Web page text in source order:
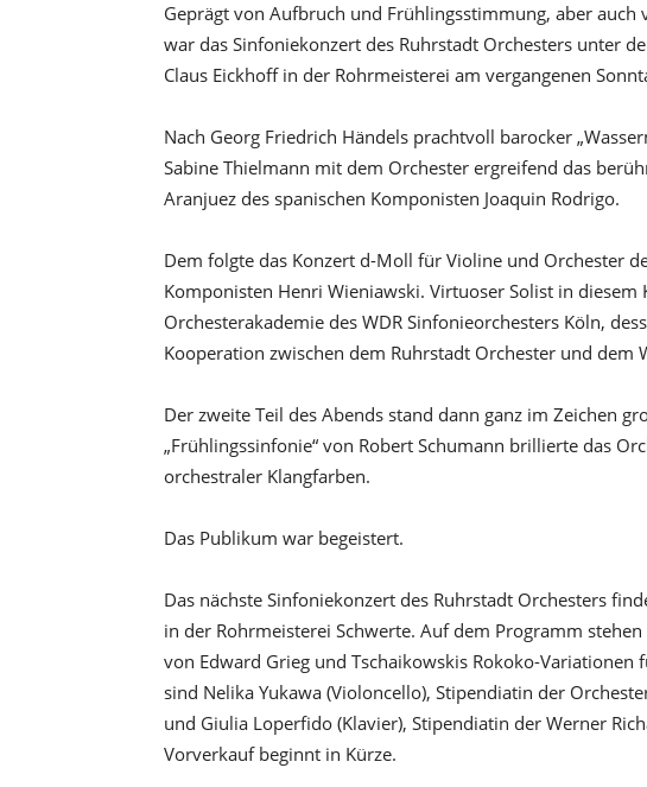
Geprägt von Aufbruch und Frühlingsstimmung, aber auch
war das Sinfoniekonzert des Ruhrstadt Orchesters unter
Claus Eickhoff in der Rohrmeisterei am vergangenen
Nach Georg Friedrich Händels prachtvoll barocker
Sabine Thielmann mit dem Orchester ergreifend das
Aranjuez des spanischen Komponisten Joaquin Rodrigo.
Dem folgte das Konzert d-Moll für Violine und Orchester
Komponisten Henri Wieniawski. Virtuoser Solist in
Orchesterakademie des WDR Sinfonieorchesters Köln,
Kooperation zwischen dem Ruhrstadt Orchester und dem
Der zweite Teil des Abends stand dann ganz im Zeichen
„Frühlingssinfonie“ von Robert Schumann brillierte das
orchestraler Klangfarben.
Das Publikum war begeistert.
Das nächste Sinfoniekonzert des Ruhrstadt Orchesters
in der Rohrmeisterei Schwerte. Auf dem Programm
von Edward Grieg und Tschaikowskis Rokoko-Variationen
sind Nelika Yukawa (Violoncello), Stipendiatin der
und Giulia Loperfido (Klavier), Stipendiatin der Werner
Vorverkauf beginnt in Kürze.